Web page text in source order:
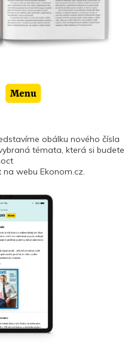
obálku nového čísla
témata, která si budete
webu Ekonom.cz.